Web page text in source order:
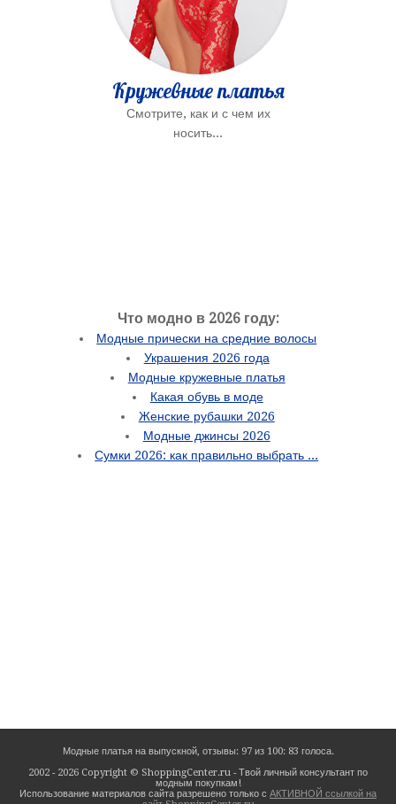
Кружевные платья
Смотрите, как и с чем их
носить...
Что модно в 2026 году:
Модные прически на средние волосы
Украшения 2026 года
Модные кружевные платья
Какая обувь в моде
Женские рубашки 2026
Модные джинсы 2026
Сумки 2026: как правильно выбрать ...
Модные платья на выпускной, отзывы: 97из 100: 83 голоса.
2002 - 2026 Copyright © ShoppingCenter.ru - Твой личный консультант по
модным покупкам!
Использование материалов сайта разрешено только с АКТИВНОЙ ссылкой на